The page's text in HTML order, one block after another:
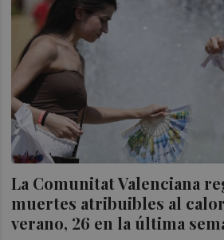
La Comunitat Valenciana
muertes atribuibles al
verano, 26 en la última